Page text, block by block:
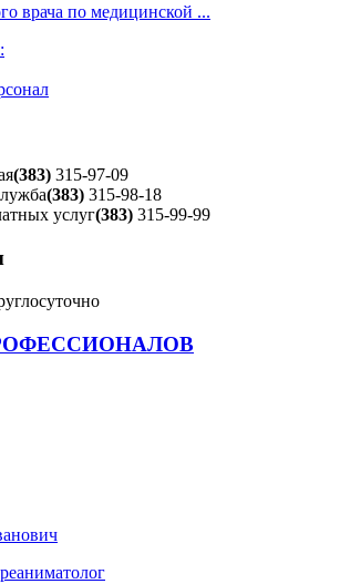
врача по медицинской ...
(383) 315-97-09
(383) 315-98-18
услуг(383) 315-99-99